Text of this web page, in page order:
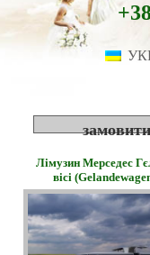
Лімузин Мерседес
вісі